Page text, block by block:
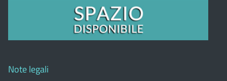
Note legali